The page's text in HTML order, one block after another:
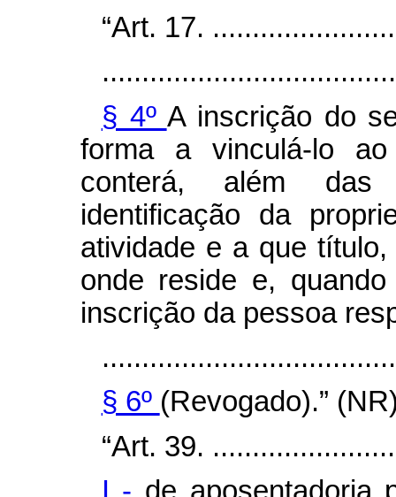
“Art. 17.
§ 4º A inscrição do
forma a vinculá-lo
conterá, além das
identificação da
atividade e a que
onde reside e,
inscrição da pessoa
§ 6º (Revogado).”
“Art. 39.